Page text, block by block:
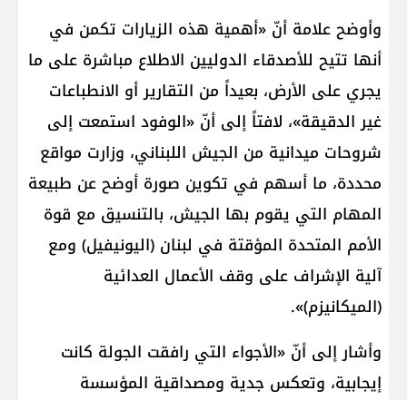
وأوضح علامة أنّ «أهمية هذه الزيارات تكمن في
أنها تتيح للأصدقاء الدوليين الاطلاع مباشرة على ما
يجري على الأرض، بعيداً من التقارير أو الانطباعات
غير الدقيقة»، لافتاً إلى أنّ «الوفود استمعت إلى
شروحات ميدانية من الجيش اللبناني، وزارت مواقع
محددة، ما أسهم في تكوين صورة أوضح عن طبيعة
المهام التي يقوم بها الجيش، بالتنسيق مع قوة
الأمم المتحدة المؤقتة في لبنان (اليونيفيل) ومع
آلية الإشراف على وقف الأعمال العدائية
(الميكانيزم)».
وأشار إلى أنّ «الأجواء التي رافقت الجولة كانت
إيجابية، وتعكس جدية ومصداقية المؤسسة